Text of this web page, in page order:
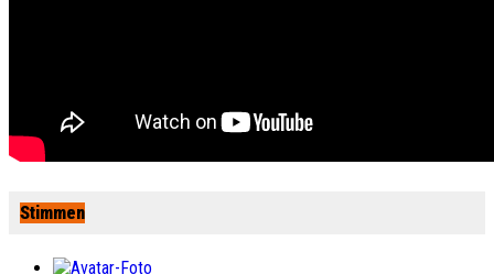
Stimmen